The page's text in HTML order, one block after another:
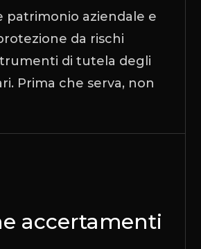
patrimonio aziendale e
da rischi
di tutela degli
Prima che serva, non
accertamenti